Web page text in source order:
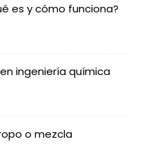
es y cómo funciona?
ingeniería química
o mezcla